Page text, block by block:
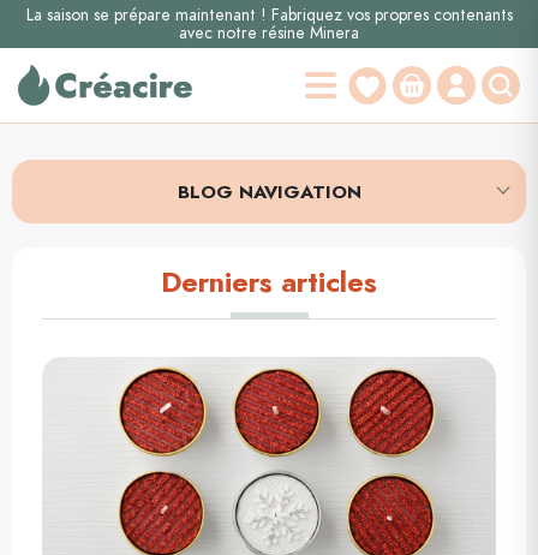
La saison se prépare maintenant ! Fabriquez vos propres contenants
avec notre résine Minera
BLOG NAVIGATION
Derniers articles